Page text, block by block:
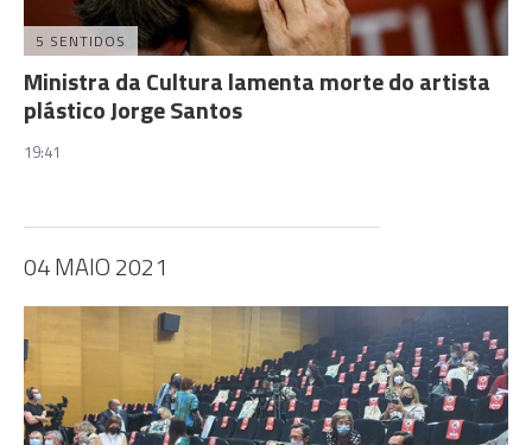
5 SENTIDOS
Ministra da Cultura lamenta morte do artista
plástico Jorge Santos
19:41
04 MAIO 2021